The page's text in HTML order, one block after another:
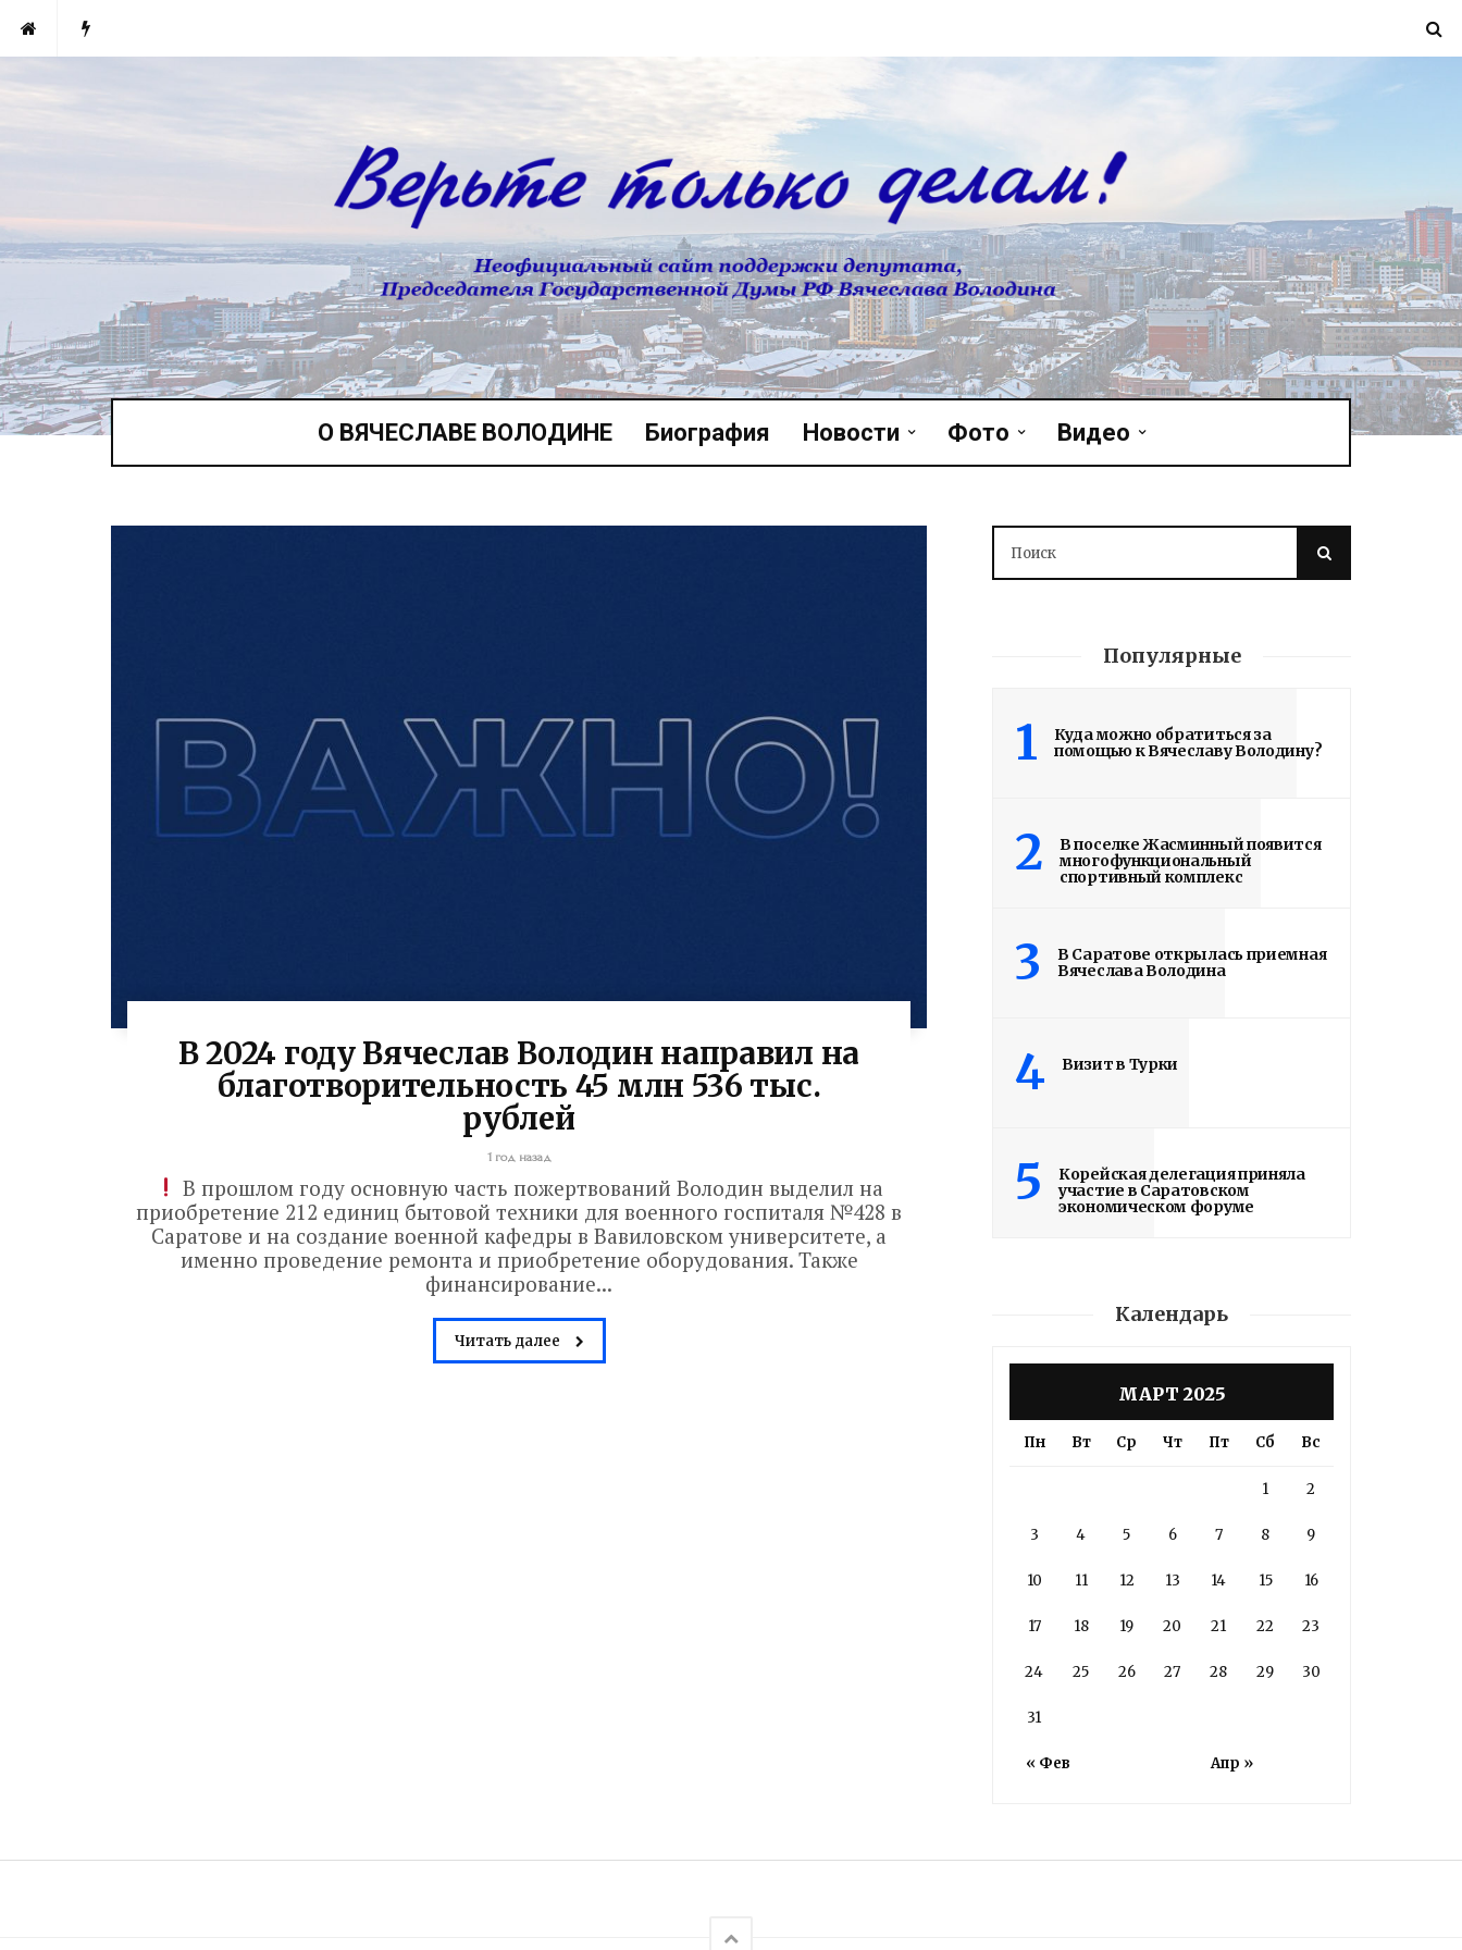
О ВЯЧЕСЛАВЕ ВОЛОДИНЕ Биография Новости Фото Видео
В 2024 году Вячеслав Володин направил на
благотворительность 45 млн 536 тыс.
рублей
1 год назад
В прошлом году основную часть пожертвований Володин выделил на
приобретение 212 единиц бытовой техники для военного госпиталя №428 в
Саратове и на создание военной кафедры в Вавиловском университете, а
именно проведение ремонта и приобретение оборудования. Также
финансирование...
Читать далее
Популярные
1
Куда можно обратиться за
помощью к Вячеславу Володину?
2
В поселке Жасминный появится
многофункциональный
спортивный комплекс
3
В Саратове открылась приемная
Вячеслава Володина
4 Визит в Турки
5
Корейская делегация приняла
участие в Саратовском
экономическом форуме
Календарь
МАРТ 2025
Пн Вт Ср Чт Пт Сб Вс
« Фев Апр »
1 2
3 4 5 6 7 8 9
10 11 12 13 14 15 16
17 18 19 20 21 22 23
24 25 26 27 28 29 30
31
РАБОТЫ БУДУТ
ЗАВЕРШЕНЫ
Вячеслав Володин посетил высшее
артиллерийское командное училище в
реконструкция крытого бассейна и
строительство открытого всепогодного
Read More